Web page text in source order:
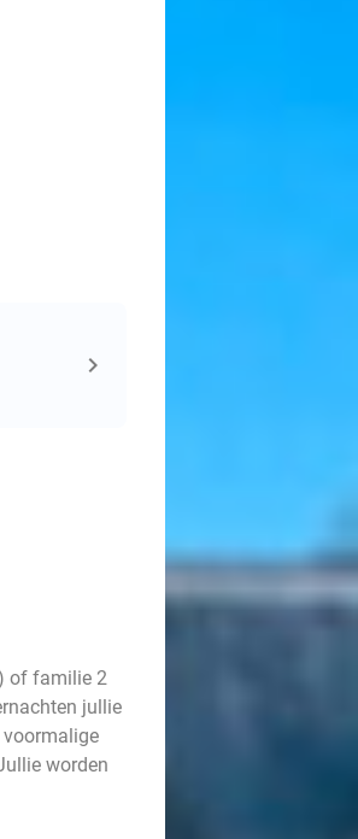
of familie 2
jullie
voormalige
worden